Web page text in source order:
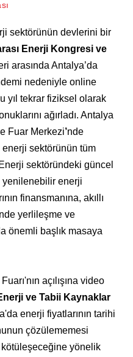
sektörünün devlerini bir
Enerji Kongresi ve
arasında Antalya’da
nedeniyle online
yıl tekrar fiziksel olarak
ağırladı. Antalya
Fuar Merkezi’nde
sektörünün tüm
sektöründeki güncel
yenilenebilir enerji
finansmanına, akıllı
yerlileşme ve
önemli başlık masaya
açılışına video
ve Tabii Kaynaklar
enerji fiyatlarının tarihi
çözülememesi
yönelik